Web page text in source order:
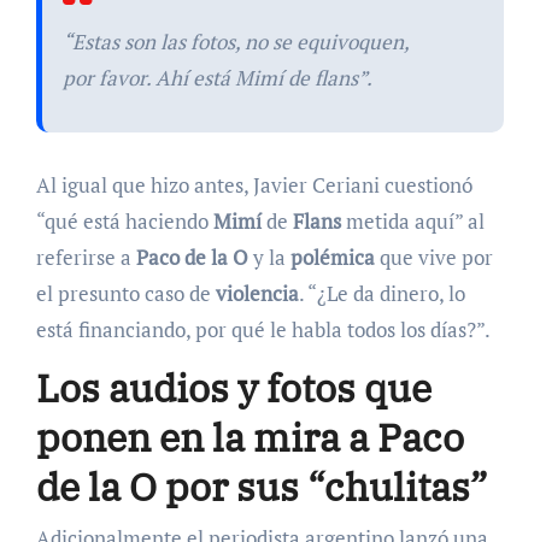
“Estas son las fotos, no se equivoquen,
por favor. Ahí está Mimí de flans”.
Al igual que hizo antes, Javier Ceriani cuestionó
“qué está haciendoMimíde Flansmetida aquí” al
referirse a Paco de la Oy la polémicaque vive por
el presunto caso de violencia. “¿Le da dinero, lo
está financiando, por qué le habla todos los días?”.
Los audios y fotos que
ponen en la mira a Paco
de la O por sus “chulitas”